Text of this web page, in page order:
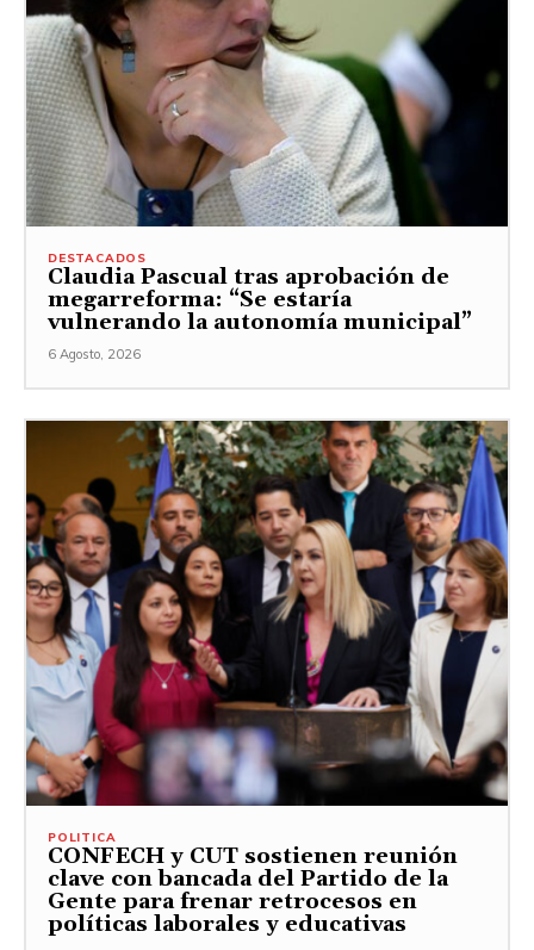
DESTACADOS
Claudia Pascual tras aprobación de
megarreforma: “Se estaría
vulnerando la autonomía municipal”
6 Agosto, 2026
POLITICA
CONFECH y CUT sostienen reunión
clave con bancada del Partido de la
Gente para frenar retrocesos en
políticas laborales y educativas